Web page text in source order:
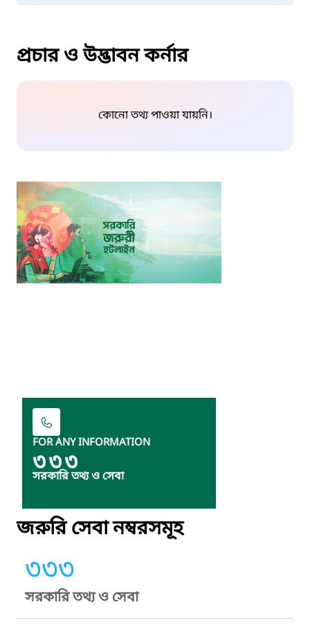
প্রচার ও উদ্ভাবন কর্নার
কোনো তথ্য পাওয়া যায়নি।
FOR ANY INFORMATION
৩৩৩
সরকারি তথ্য ও সেবা
জরুরি সেবা নম্বরসমূহ
৩৩৩
সরকারি তথ্য ও সেবা